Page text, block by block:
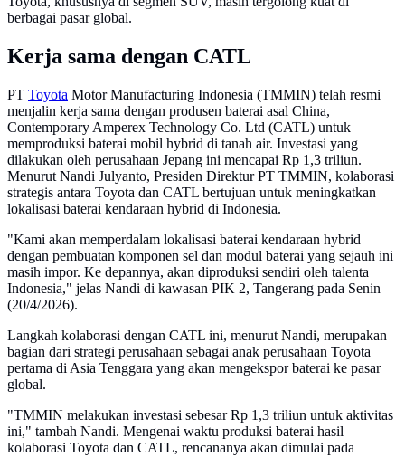
berbagai pasar global.
Kerja sama dengan CATL
PT Toyota Motor Manufacturing Indonesia (TMMIN) telah resmi
menjalin kerja sama dengan produsen baterai asal China,
Contemporary Amperex Technology Co. Ltd (CATL) untuk
memproduksi baterai mobil hybrid di tanah air. Investasi yang
dilakukan oleh perusahaan Jepang ini mencapai Rp 1,3 triliun.
Menurut Nandi Julyanto, Presiden Direktur PT TMMIN, kolaborasi
strategis antara Toyota dan CATL bertujuan untuk meningkatkan
lokalisasi baterai kendaraan hybrid di Indonesia.
"Kami akan memperdalam lokalisasi baterai kendaraan hybrid
dengan pembuatan komponen sel dan modul baterai yang sejauh ini
masih impor. Ke depannya, akan diproduksi sendiri oleh talenta
Indonesia," jelas Nandi di kawasan PIK 2, Tangerang pada Senin
(20/4/2026).
Langkah kolaborasi dengan CATL ini, menurut Nandi, merupakan
bagian dari strategi perusahaan sebagai anak perusahaan Toyota
pertama di Asia Tenggara yang akan mengekspor baterai ke pasar
global.
"TMMIN melakukan investasi sebesar Rp 1,3 triliun untuk aktivitas
ini," tambah Nandi. Mengenai waktu produksi baterai hasil
kolaborasi Toyota dan CATL, rencananya akan dimulai pada